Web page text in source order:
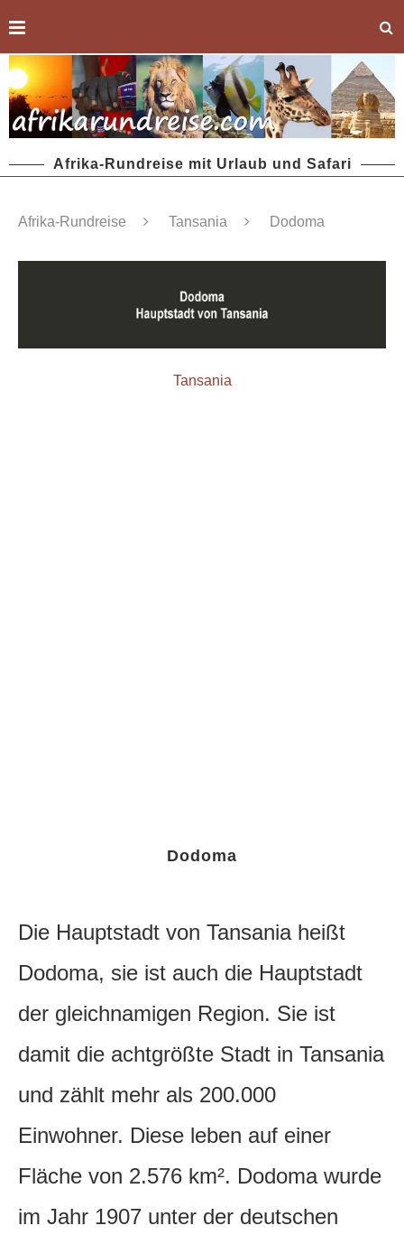
Afrika-Rundreise mit Urlaub und Safari
Afrika-Rundreise Tansania Dodoma
Tansania
Dodoma
Die Hauptstadt von Tansania heißt
Dodoma, sie ist auch die Hauptstadt
der gleichnamigen Region. Sie ist
damit die achtgrößte Stadt in Tansania
und zählt mehr als 200.000
Einwohner. Diese leben auf einer
Fläche von 2.576 km². Dodoma wurde
im Jahr 1907 unter der deutschen